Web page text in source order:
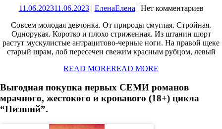
11.06.202311.06.2023 | ЕленаЕлена | Нет комментариев
Совсем молодая девчонка. От природы смуглая. Стройная.
Однорукая. Коротко и плохо стриженная. Из штанин шорт
растут мускулистые антрацитово-черные ноги. На правой щеке
старый шрам, лоб пересечен свежим красным рубцом, левый
READ MOREREAD MORE
Выгодная покупка первых СЕМИ романов
мрачного, жестокого и кровавого (18+) цикла
“Низший”.